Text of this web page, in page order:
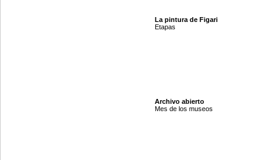
La pintura de Figari
Etapas
Archivo abierto
Mes de los museos